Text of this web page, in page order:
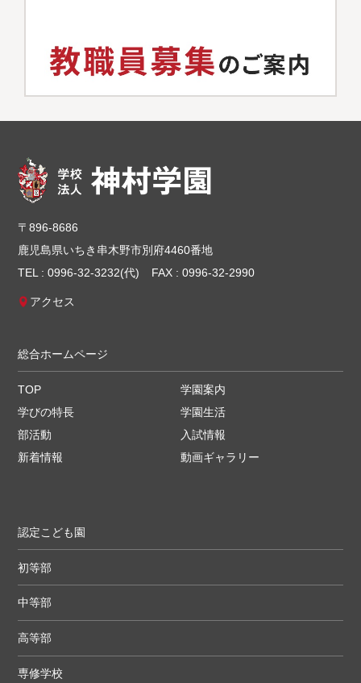
〒896-8686
鹿児島県いちき串木野市別府4460番地
TEL : 0996-32-3232(代)
FAX : 0996-32-2990
アクセス
総合ホームページ
TOP
学園案内
学びの特長
学園生活
部活動
入試情報
新着情報
動画ギャラリー
認定こども園
初等部
中等部
高等部
専修学校